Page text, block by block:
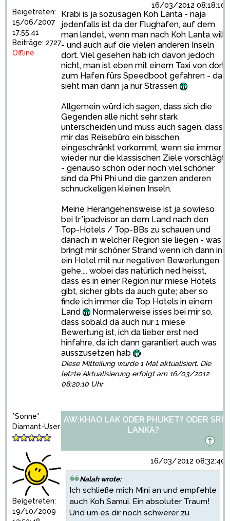
Beigetreten:
15/06/2007
17:55:41
Beiträge: 2727
Offline
16/03/2012 08:18:10
Krabi is ja sozusagen Koh Lanta - naja
jedenfalls ist da der Flughafen, auf dem
man landet, wenn man nach Koh Lanta will
- und auch auf die vielen anderen Inseln
dort. Viel gesehen hab ich davon jedoch
nicht, man ist eben mit einem Taxi von dort
zum Hafen fürs Speedboot gefahren - da
sieht man dann ja nur Strassen
Allgemein würd ich sagen, dass sich die
Gegenden alle nicht sehr stark
unterscheiden und muss auch sagen, dass
mir das Reisebüro ein bisschen
eingeschränkt vorkommt, wenn sie immer
wieder nur die klassischen Ziele vorschlägt
- genauso schön oder noch viel schöner
sind da Phi Phi und die ganzen anderen
schnuckeligen kleinen Inseln.
Meine Herangehensweise ist ja sowieso
bei tr*ipadvisor an dem Land nach den
Top-Hotels / Top-BBs zu schauen und
danach in welcher Region sie liegen - was
bringt mir schöner Strand wenn ich dann in
ein Hotel mit nur negativen Bewertungen
gehe.... wobei das natürlich ned heisst,
dass es in einer Region nur miese Hotels
gibt, sicher gibts da auch gute; aber so
finde ich immer die Top Hotels in einem
Land
Normalerweise isses bei mir so,
dass sobald da auch nur 1 miese
Bewertung ist, ich da lieber erst ned
hinfahre, da ich dann garantiert auch was
ausszusetzen hab
Diese Mitteilung wurde 1 Mal aktualisiert. Die
letzte Aktualisierung erfolgt am 16/03/2012
08:20:10 Uhr
*Sonne*
Diamant-User
Beigetreten:
19/10/2009
AW:KHAO LAK ODER PHUKET? ODER SRI
LANKA?
16/03/2012 08:32:40
Nalah wrote:
Ich schließe mich Mini an und empfehle
auch Koh Samui. Ein absoluter Traum!
Und um es dir noch schwerer zu